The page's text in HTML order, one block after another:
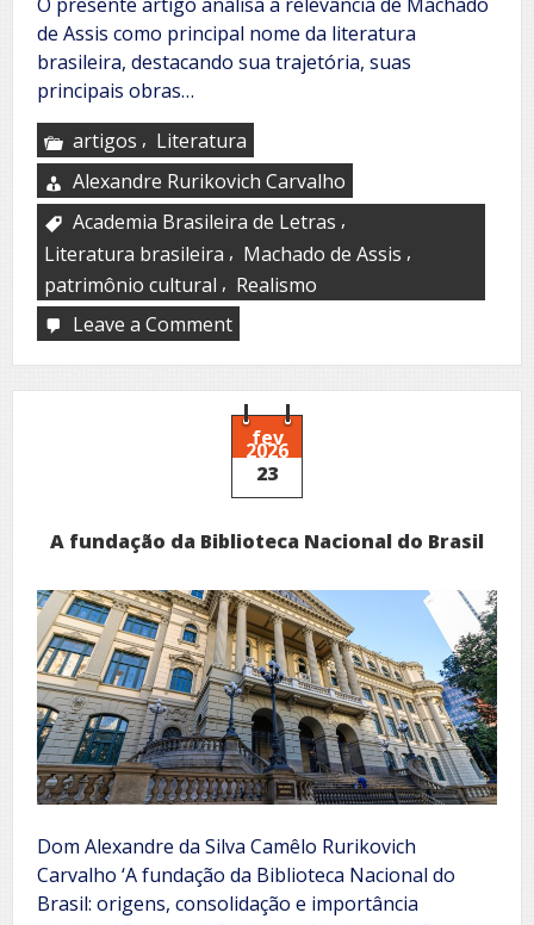
de Assis como principal nome da literatura
brasileira, destacando sua trajetória, suas
principais obras…
artigos , Literatura
Alexandre Rurikovich Carvalho
Academia Brasileira de Letras ,
Literatura brasileira , Machado de Assis ,
patrimônio cultural , Realismo
Leave a Commenton
de
Assis
fev
2026
23
A fundação da Biblioteca Nacional do Brasil
Dom Alexandre da Silva Camêlo Rurikovich
Carvalho ‘A fundação da Biblioteca Nacional do
Brasil: origens, consolidação e importância